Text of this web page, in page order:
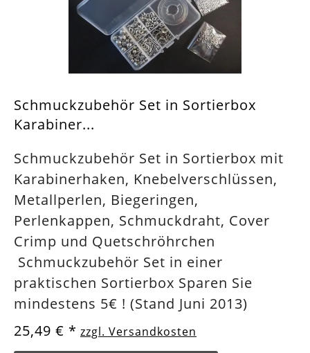
Schmuckzubehör Set in Sortierbox
Karabiner...
Schmuckzubehör Set in Sortierbox mit
Karabinerhaken, Knebelverschlüssen,
Metallperlen, Biegeringen,
Perlenkappen, Schmuckdraht, Cover
Crimp und Quetschröhrchen
Schmuckzubehör Set in einer
praktischen Sortierbox Sparen Sie
mindestens 5€ ! (Stand Juni 2013)
25,49 € * zzgl. Versandkosten